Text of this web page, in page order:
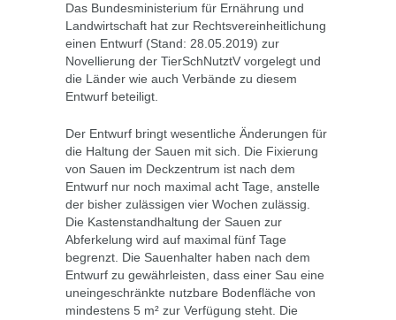
Das Bundesministerium für Ernährung und
Landwirtschaft hat zur Rechtsvereinheitlichung
einen Entwurf (Stand: 28.05.2019) zur
Novellierung der TierSchNutztV vorgelegt und
die Länder wie auch Verbände zu diesem
Entwurf beteiligt.
Der Entwurf bringt wesentliche Änderungen für
die Haltung der Sauen mit sich. Die Fixierung
von Sauen im Deckzentrum ist nach dem
Entwurf nur noch maximal acht Tage, anstelle
der bisher zulässigen vier Wochen zulässig.
Die Kastenstandhaltung der Sauen zur
Abferkelung wird auf maximal fünf Tage
begrenzt. Die Sauenhalter haben nach dem
Entwurf zu gewährleisten, dass einer Sau eine
uneingeschränkte nutzbare Bodenfläche von
mindestens 5 m² zur Verfügung steht. Die